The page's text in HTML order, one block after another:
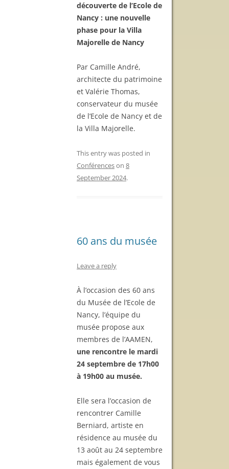
découverte de l’Ecole de
Nancy : une nouvelle
phase pour la Villa
Majorelle de Nancy
Par Camille André,
architecte du patrimoine
et Valérie Thomas,
conservateur du musée
de l’Ecole de Nancy et de
la Villa Majorelle.
This entry was posted in
Conférenceson 8
September 2024.
60 ans du musée
Leave a reply
À l’occasion des 60 ans
du Musée de l’Ecole de
Nancy, l’équipe du
musée propose aux
membres de l’AAMEN,
une rencontre le mardi
24 septembre de 17h00
à 19h00 au musée.
Elle sera l’occasion de
rencontrer Camille
Berniard, artiste en
résidence au musée du
13 août au 24 septembre
mais également de vous